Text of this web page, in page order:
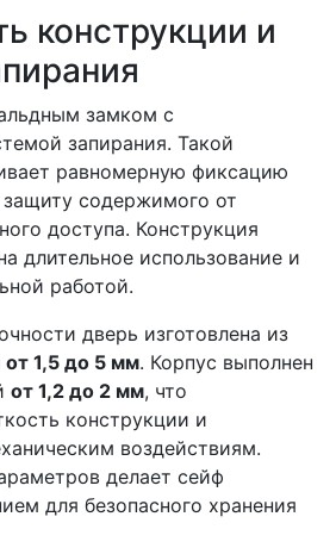
конструкции и
замком с
запирания. Такой
равномерную фиксацию
содержимого от
доступа. Конструкция
длительное использование и
работой.
дверь изготовлена из
от 1,5 до 5 мм. Корпус выполнен
от 1,2 до 2 мм, что
конструкции и
воздействиям.
делает сейф
для безопасного хранения